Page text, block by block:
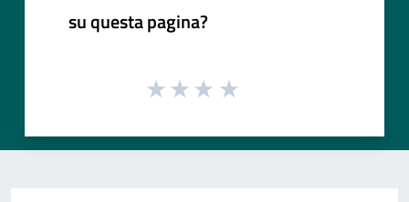
su questa pagina?